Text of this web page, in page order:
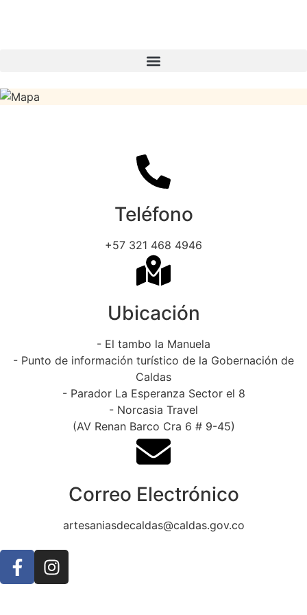
Teléfono
+57 321 468 4946
Ubicación
- El tambo la Manuela
- Punto de información turístico de la Gobernación de
Caldas
- Parador La Esperanza Sector el 8
- Norcasia Travel
(AV Renan Barco Cra 6 # 9-45)
Correo Electrónico
artesaniasdecaldas@caldas.gov.co